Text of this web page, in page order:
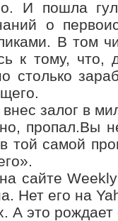
И пошла
о
В том
к тому, что,
столько
внес залог в
пропал.Вы
той самой
сайте
Нет его на
А это